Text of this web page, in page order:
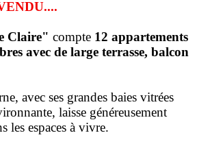
Claire" compte 12 appartements
avec de large terrasse, balcon
avec ses grandes baies vitrées
laisse généreusement
les espaces à vivre.